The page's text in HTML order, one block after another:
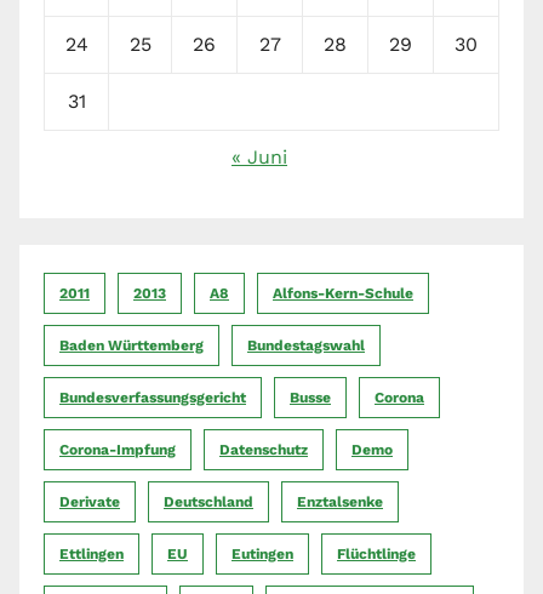
24 25 26 27 28 29 30
31
« Juni
2011 2013 A8 Alfons-Kern-Schule
Baden Württemberg Bundestagswahl
Bundesverfassungsgericht Busse Corona
Corona-Impfung Datenschutz Demo
Derivate Deutschland Enztalsenke
Ettlingen EU Eutingen Flüchtlinge